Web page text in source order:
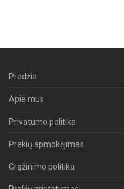
Pradžia
Apie mus
Privatumo politika
Prekių apmokėjimas
Grąžinimo politika